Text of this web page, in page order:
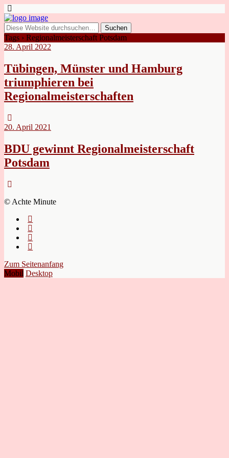
Tags › Regionalmeisterschaft Potsdam
28. April 2022
Tübingen, Münster und Hamburg
triumphieren bei
Regionalmeisterschaften
20. April 2021
BDU gewinnt Regionalmeisterschaft
Potsdam
© Achte Minute
Zum Seitenanfang
Mobil Desktop